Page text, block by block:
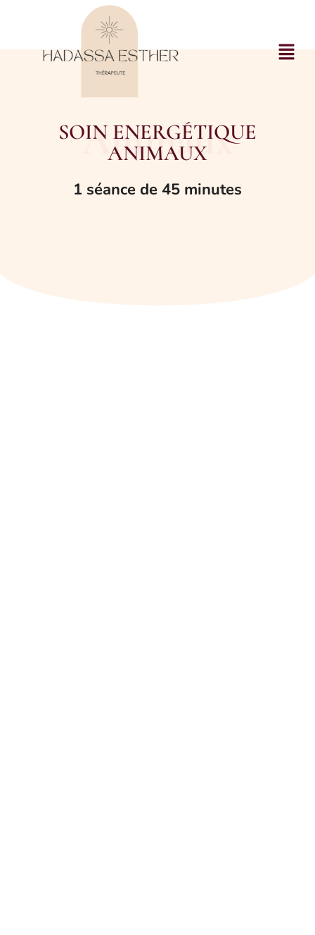
Animaux
SOIN ENERGÉTIQUE
ANIMAUX
1 séance de 45 minutes